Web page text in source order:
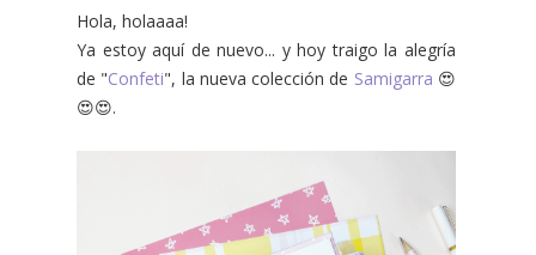
Hola, holaaaa!
Ya estoy aquí de nuevo... y hoy traigo la alegría
de "Confeti", la nueva colección de Samigarra 😍
😍😍.